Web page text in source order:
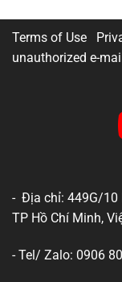
Terms of Use
unauthorized e-
- Địa chỉ: 449G/10
TP Hồ Chí Minh,
- Tel/ Zalo: 0906